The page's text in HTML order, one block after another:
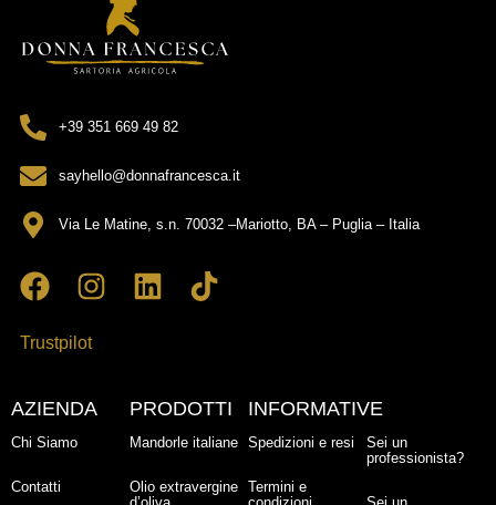
+39 351 669 49 82
sayhello@donnafrancesca.it
Via Le Matine, s.n. 70032 –Mariotto, BA – Puglia – Italia
Trustpilot
AZIENDA
Chi Siamo
Contatti
PRODOTTI
Mandorle italiane
Olio extravergine
INFORMATIVE
Spedizioni e resi
Termini e
Sei un
professionista?